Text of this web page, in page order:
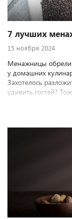
7 лучших
15 ноября 2024
Менажницы обрели
у домашних
Захотелось
удивить гостей?